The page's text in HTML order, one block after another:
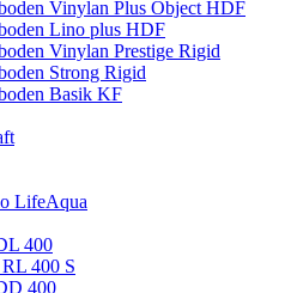
Vinylan Plus Object HDF
Lino plus HDF
Vinylan Prestige Rigid
Strong Rigid
Basik KF
LifeAqua
400
400 S
400